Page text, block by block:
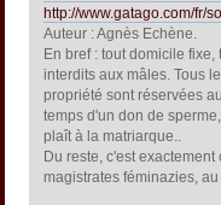
http://www.gatago.com/fr/
Auteur : Agnès Echène.
En bref : tout domicile
interdits aux mâles. Tous
propriété sont réservées
temps d'un don de
plaît à la matriarque..
Du reste, c'est
magistrates féminazies,